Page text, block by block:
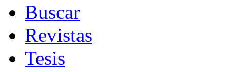
Buscar
Revistas
Tesis